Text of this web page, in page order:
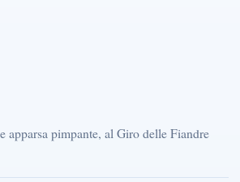
pimpante, al Giro delle Fiandre